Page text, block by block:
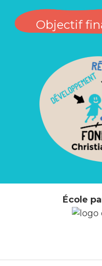
Objectif
École